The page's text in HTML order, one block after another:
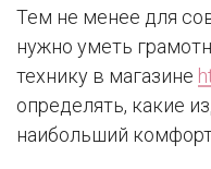
Тем не менее для
нужно уметь
технику в магазине
определять, какие
наибольший комфорт